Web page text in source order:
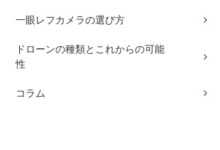
一眼レフカメラの選び方
ドローンの種類とこれからの可能
性
コラム